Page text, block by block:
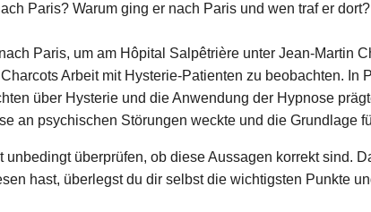
Paris? Warum ging er nach Paris und wen traf er
Paris, um am Hôpital Salpêtrière unter Jean-Martin
Arbeit mit Hysterie-Patienten zu beobachten. In
über Hysterie und die Anwendung der Hypnose
an psychischen Störungen weckte und die Grundlage
unbedingt überprüfen, ob diese Aussagen korrekt sind.
hast, überlegst du dir selbst die wichtigsten Punkte